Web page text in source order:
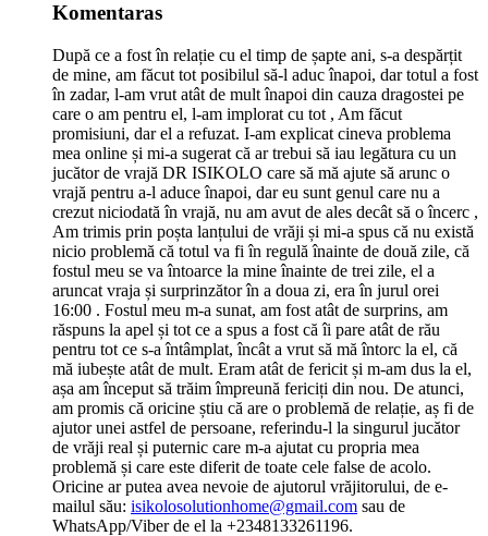
Komentaras
După ce a fost în relație cu el timp de șapte ani, s-a despărțit
de mine, am făcut tot posibilul să-l aduc înapoi, dar totul a fost
în zadar, l-am vrut atât de mult înapoi din cauza dragostei pe
care o am pentru el, l-am implorat cu tot , Am făcut
promisiuni, dar el a refuzat. I-am explicat cineva problema
mea online și mi-a sugerat că ar trebui să iau legătura cu un
jucător de vrajă DR ISIKOLO care să mă ajute să arunc o
vrajă pentru a-l aduce înapoi, dar eu sunt genul care nu a
crezut niciodată în vrajă, nu am avut de ales decât să o încerc ,
Am trimis prin poșta lanțului de vrăji și mi-a spus că nu există
nicio problemă că totul va fi în regulă înainte de două zile, că
fostul meu se va întoarce la mine înainte de trei zile, el a
aruncat vraja și surprinzător în a doua zi, era în jurul orei
16:00 . Fostul meu m-a sunat, am fost atât de surprins, am
răspuns la apel și tot ce a spus a fost că îi pare atât de rău
pentru tot ce s-a întâmplat, încât a vrut să mă întorc la el, că
mă iubește atât de mult. Eram atât de fericit și m-am dus la el,
așa am început să trăim împreună fericiți din nou. De atunci,
am promis că oricine știu că are o problemă de relație, aș fi de
ajutor unei astfel de persoane, referindu-l la singurul jucător
de vrăji real și puternic care m-a ajutat cu propria mea
problemă și care este diferit de toate cele false de acolo.
Oricine ar putea avea nevoie de ajutorul vrăjitorului, de e-
mailul său: isikolosolutionhome@gmail.com sau de
WhatsApp/Viber de el la +2348133261196.